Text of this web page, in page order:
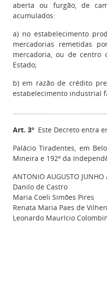
aberta ou furgão, de
acumulados:
a) no estabelecimento
mercadorias remetidas
mercadoria, ou de centro
Estado;
b) em razão de crédito
estabelecimento industrial
Art. 3ºEste Decreto entra
Palácio Tiradentes, em
Mineira e 192º da
ANTONIO AUGUSTO JUNHO
Danilo de Castro
Maria Coeli Simões Pires
Renata Maria Paes de
Leonardo Maurício